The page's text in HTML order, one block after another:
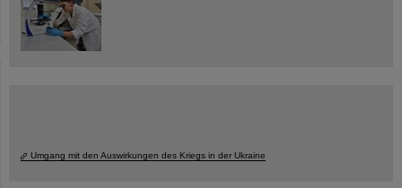
Umgang mit den Auswirkungen des Kriegs in der Ukraine